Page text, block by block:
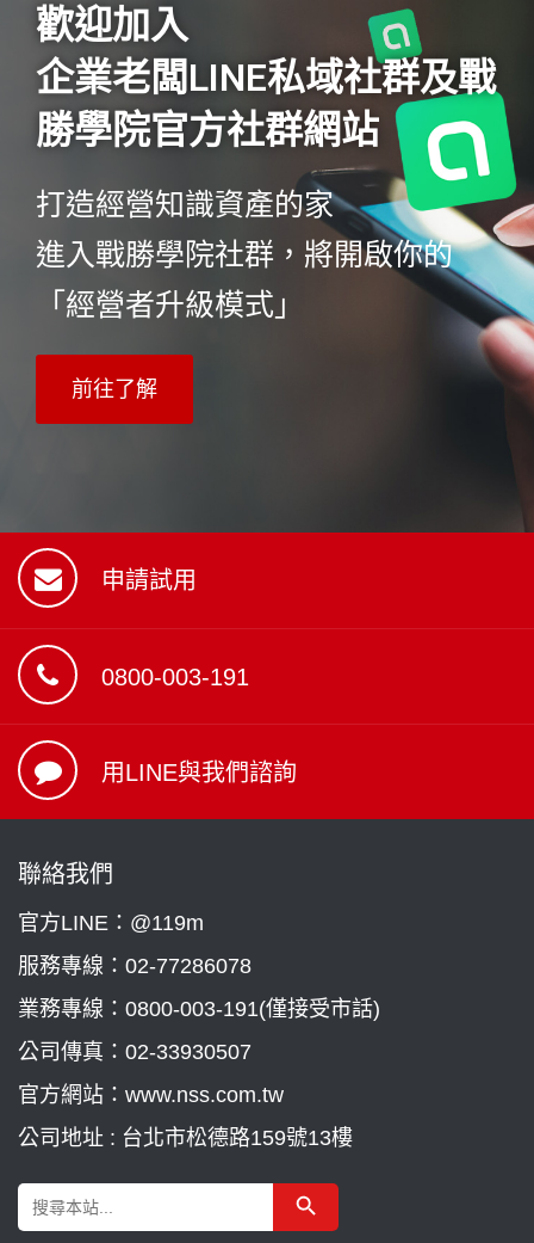
歡迎加入
企業老闆LINE私域社群及戰
勝學院官方社群網站
打造經營知識資產的家
進入戰勝學院社群，將開啟你的
「經營者升級模式」
前往了解
申請試用
0800-003-191
用LINE與我們諮詢
聯絡我們
官方LINE：@119m
服務專線： 02-77286078
業務專線： 0800-003-191(僅接受市話)
公司傳真：02-33930507
官方網站：www.nss.com.tw
公司地址 : 台北市松德路159號13樓
Search
for:
Search Button